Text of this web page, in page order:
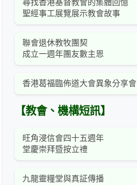
尋找香港基督教會的集體回憶
聖經事工展覽展示教會故事
聯會退休教牧團契
成立一週年團友數主恩
香港葛福臨佈道大會異象分享會
【教會、機構短訊】
旺角浸信會四十五週年
堂慶崇拜暨按立禮
九龍靈糧堂與真証傳播